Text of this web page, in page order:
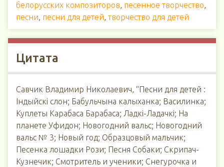
белорусских композиторов, песенное творчество,
песни, песни для детей, творчество для детей
Цитата
Савчик Владимир Николаевич, “Песни для детей :
Індыйскі слон; Бабульчына калыханка; Василинка;
Куплеты Карабаса Барабаса; Ладкі-Ладачкі; На
планете Уфидон; Новогодний вальс; Новогодний
вальс № 3; Новый год; Образцовый мальчик;
Песенка лошадки Рози; Песня Собаки; Скрипач-
Кузнечик; Смотритель и ученики; Снегурочка и